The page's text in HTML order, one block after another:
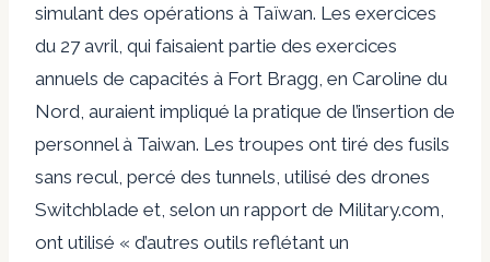
simulant des opérations à Taïwan. Les exercices
du 27 avril, qui faisaient partie des exercices
annuels de capacités à Fort Bragg, en Caroline du
Nord, auraient impliqué la pratique de l’insertion de
personnel à Taiwan. Les troupes ont tiré des fusils
sans recul, percé des tunnels, utilisé des drones
Switchblade et, selon un rapport de Military.com,
ont utilisé « d’autres outils reflétant un